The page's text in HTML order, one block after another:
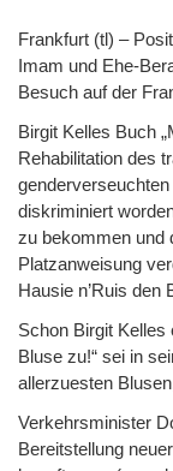
Frankfurt (tl) –
Imam und Ehe-
Besuch auf der
Birgit Kelles Buch
Rehabilitation des
diskriminiert
zu bekommen und
Platzanweisung
Hausie n’Ruis den
Schon Birgit Kelles
Bluse zu!“ sei in
allerzuesten
Verkehrsminister
Bereitstellung